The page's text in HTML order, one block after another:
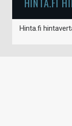
Hinta.fi